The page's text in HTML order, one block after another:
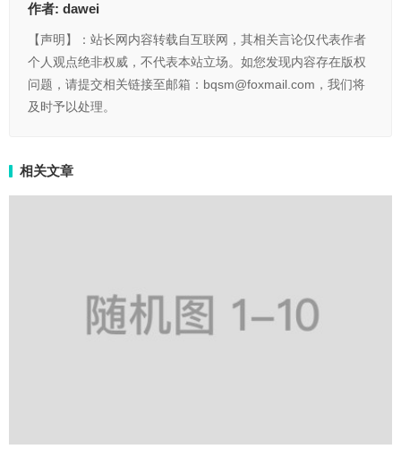
作者: dawei
【声明】：站长网内容转载自互联网，其相关言论仅代表作者
个人观点绝非权威，不代表本站立场。如您发现内容存在版权
问题，请提交相关链接至邮箱：bqsm@foxmail.com，我们将
及时予以处理。
相关文章